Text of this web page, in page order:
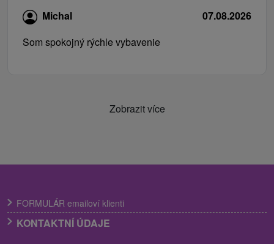
Michal
07.08.2026
Som spokojný rýchle vybavenie
Zobrazit více
FORMULÁR emailoví klienti
KONTAKTNÍ ÚDAJE